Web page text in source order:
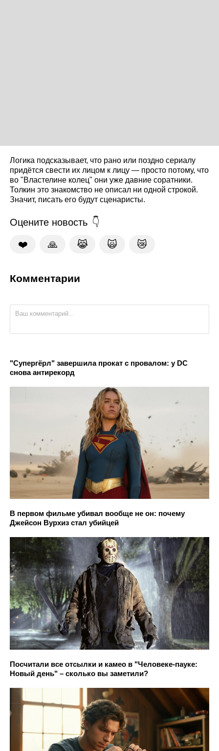
Логика подсказывает, что рано или поздно сериалу
придётся свести их лицом к лицу — просто потому, что
во "Властелине колец" они уже давние соратники.
Толкин это знакомство не описал ни одной строкой.
Значит, писать его будут сценаристы.
Оцените новость
❤️ 🙏 😹 🙀 😿
Комментарии
"Супергёрл" завершила прокат с провалом: у DC
снова антирекорд
В первом фильме убивал вообще не он: почему
Джейсон Вурхиз стал убийцей
Посчитали все отсылки и камео в "Человеке-пауке:
Новый день" – сколько вы заметили?